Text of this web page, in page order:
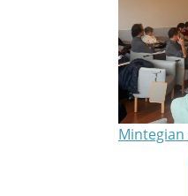
Mintegian